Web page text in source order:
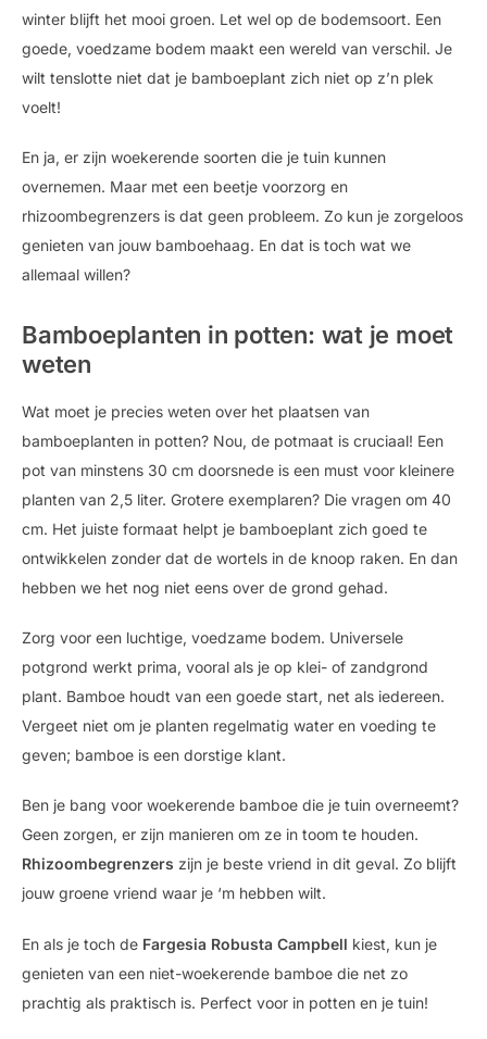
winter blijft het mooi groen. Let wel op de bodemsoort. Een
goede, voedzame bodem maakt een wereld van verschil. Je
wilt tenslotte niet dat je bamboeplant zich niet op z’n plek
voelt!
En ja, er zijn woekerende soorten die je tuin kunnen
overnemen. Maar met een beetje voorzorg en
rhizoombegrenzers is dat geen probleem. Zo kun je zorgeloos
genieten van jouw bamboehaag. En dat is toch wat we
allemaal willen?
Bamboeplanten in potten: wat je moet
weten
Wat moet je precies weten over het plaatsen van
bamboeplanten in potten? Nou, de potmaat is cruciaal! Een
pot van minstens 30 cm doorsnede is een must voor kleinere
planten van 2,5 liter. Grotere exemplaren? Die vragen om 40
cm. Het juiste formaat helpt je bamboeplant zich goed te
ontwikkelen zonder dat de wortels in de knoop raken. En dan
hebben we het nog niet eens over de grond gehad.
Zorg voor een luchtige, voedzame bodem. Universele
potgrond werkt prima, vooral als je op klei- of zandgrond
plant. Bamboe houdt van een goede start, net als iedereen.
Vergeet niet om je planten regelmatig water en voeding te
geven; bamboe is een dorstige klant.
Ben je bang voor woekerende bamboe die je tuin overneemt?
Geen zorgen, er zijn manieren om ze in toom te houden.
Rhizoombegrenzers zijn je beste vriend in dit geval. Zo blijft
jouw groene vriend waar je ‘m hebben wilt.
En als je toch de Fargesia Robusta Campbell kiest, kun je
genieten van een niet-woekerende bamboe die net zo
prachtig als praktisch is. Perfect voor in potten en je tuin!